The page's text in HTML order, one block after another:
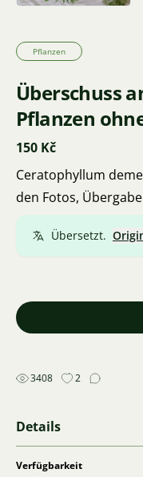
Pflanzen
Überschuss
Pflanzen
150 Kč
Ceratophyllum
den Fotos,
Übersetzt.
3408 2
Details
Verfügbarkeit